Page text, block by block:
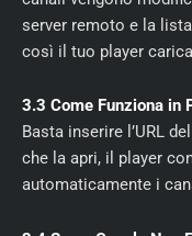
server remoto e la
così il tuo player
3.3 Come Funziona in
Basta inserire l’URL
che la apri, il player
automaticamente i